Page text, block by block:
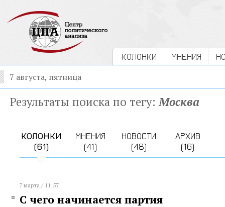
КОЛОНКИ МНЕНИЯ
7 августа, пятница
Результаты поиска по тегу:Москва
КОЛОНКИ
(61)
МНЕНИЯ
(41)
НОВОСТИ
(48)
АРХИВ
(16)
7 марта / 11:57
С чего начинается партия